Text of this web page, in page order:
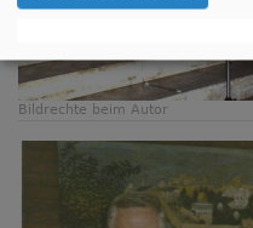
Bildrechte beim Autor